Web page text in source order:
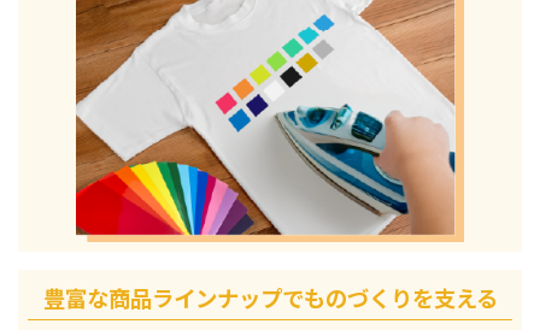
豊富な商品ラインナップでものづくりを支える